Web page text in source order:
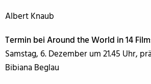
Albert Knaub
Termin bei Around the World in 14
Samstag, 6. Dezember um 21.45 Uhr,
Bibiana Beglau